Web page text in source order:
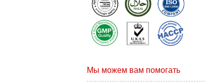
Мы можем вам помогать